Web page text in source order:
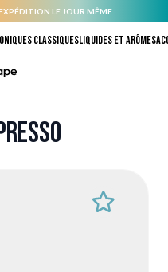
LE JOUR MÊME.
classiquesLiquides et arômes